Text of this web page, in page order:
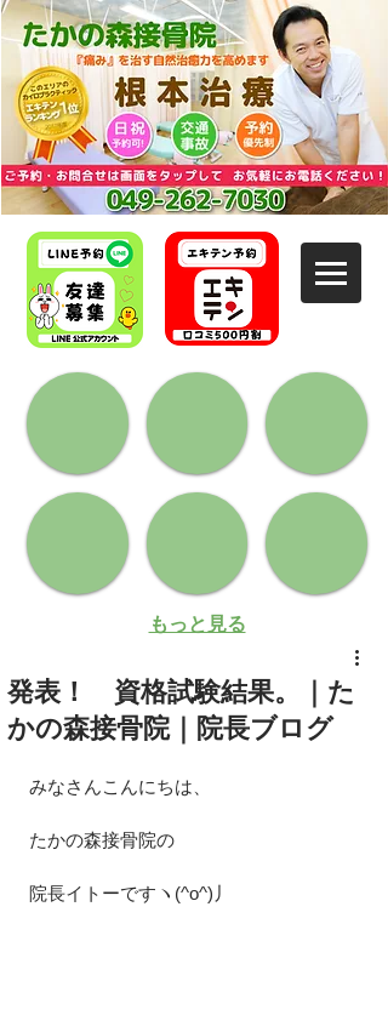
もっと見る
発表！ 資格試験結果。｜た
かの森接骨院｜院長ブログ
みなさんこんにちは、
たかの森接骨院の
院長イトーですヽ(^o^)丿